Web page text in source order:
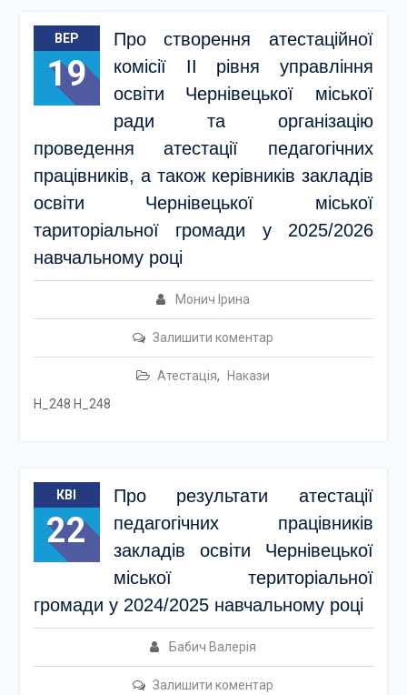
ВЕР
19
Про створення атестаційної
комісії ІІ рівня управління
освіти Чернівецької міської
ради та організацію
проведення атестації педагогічних
працівників, а також керівників закладів
освіти Чернівецької міської
тариторіальної громади у 2025/2026
навчальному році
Монич Ірина
Залишити коментар
Атестація,
Накази
Н_248 Н_248
КВІ
22
Про результати атестації
педагогічних працівників
закладів освіти Чернівецької
міської територіальної
громади у 2024/2025 навчальному році
Бабич Валерія
Залишити коментар